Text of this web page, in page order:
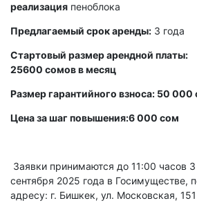
реализация пеноблока
Предлагаемый срок аренды: 3 года
Стартовый размер арендной платы:
25600 сомов в месяц
Размер гарантийного взноса: 50 000
Цена за шаг повышения:6 000 сом
Заявки принимаются до 11:00 часов 3
сентября 2025 года в Госимуществе,
адресу: г. Бишкек, ул. Московская,